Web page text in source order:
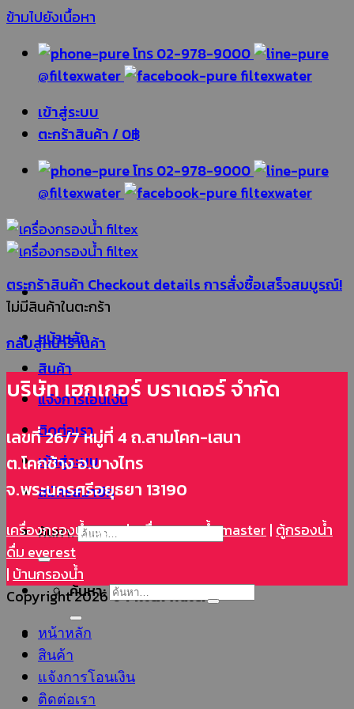
ข้ามไปยังเนื้อหา
โทร 02-978-9000
@filtexwater
filtexwater
เข้าสู่ระบบ
ตะกร้าสินค้า /0฿
โทร 02-978-9000
@filtexwater
filtexwater
หน้าหลัก
สินค้า
แจ้งการโอนเงิน
ติดต่อเรา
เข้าสู่ระบบ
สมัครสมาชิก
ค้นหา:
ค้นหา:
ตระกร้าสินค้า Checkout detailsการสั่งซื้อเสร็จสมบูรณ์!
ไม่มีสินค้าในตะกร้า
กลับสู่หน้าร้านค้า
บริษัท เฮกเกอร์ บราเดอร์ จำกัด
เลขที่ 26/7 หมู่ที่ 4 ถ.สามโคก-เสนา
ต.โคกช้าง อ.บางไทร
จ.พระนครศรีอยุธยา 13190
เครื่องกรองน้ำ pure|เครื่องกรองน้ำ master | ตู้กรองน้ำ
ดื่ม everest
| บ้านกรองน้ำ
Copyright 2026 ©Filtex Water
หน้าหลัก
สินค้า
แจ้งการโอนเงิน
ติดต่อเรา